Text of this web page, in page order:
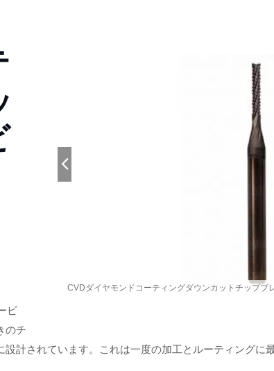
2
CVDダイヤモンドコーティングダウンカットチップブ
ビ
のチ
計されています。これは一度の加工とルーティングに